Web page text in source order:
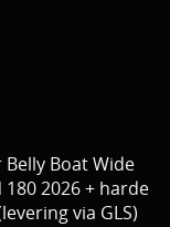
Belly Boat Wide
180 2026 + harde
via GLS)